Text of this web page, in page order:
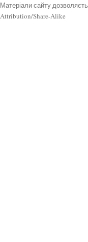
Матеріали сайту
Attribution/Share-Alike